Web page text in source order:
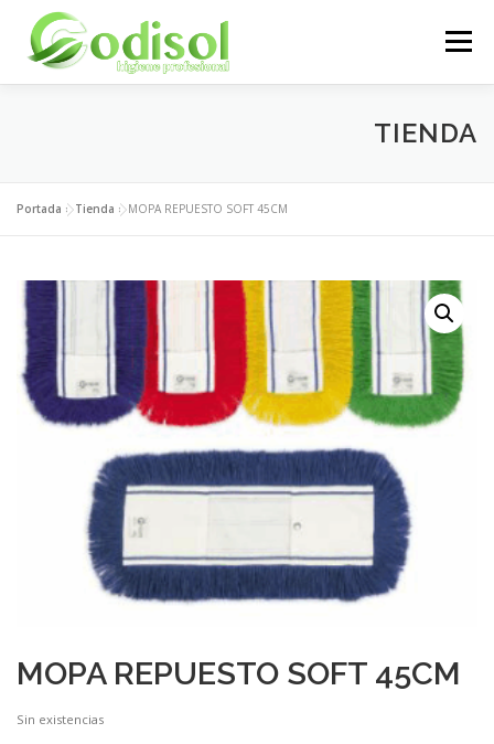
contenido
Menú
ÁREA CLIENTES CONTACTO
TIENDA
Portada »Tienda »MOPA REPUESTO SOFT 45CM
MOPA REPUESTO SOFT 45CM
Sin existencias